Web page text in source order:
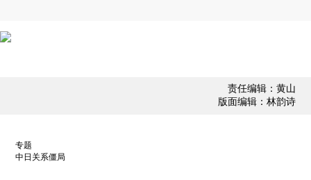
责任编辑：黄山
版面编辑：林韵诗
专题
中日关系僵局